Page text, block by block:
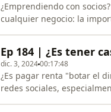
¿Emprendiendo con
cualquier negocio: la
socios, aquí encontra
Ep 184 | ¿Es tener
dic. 3, 202400:17:48
¿Es pagar renta "botar el
redes sociales, especialmente del sector de